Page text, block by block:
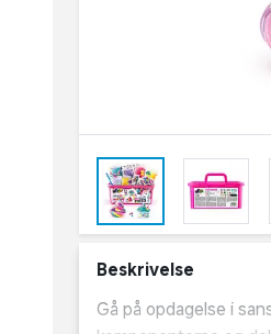
Beskrivelse
Gå på opdagelse i